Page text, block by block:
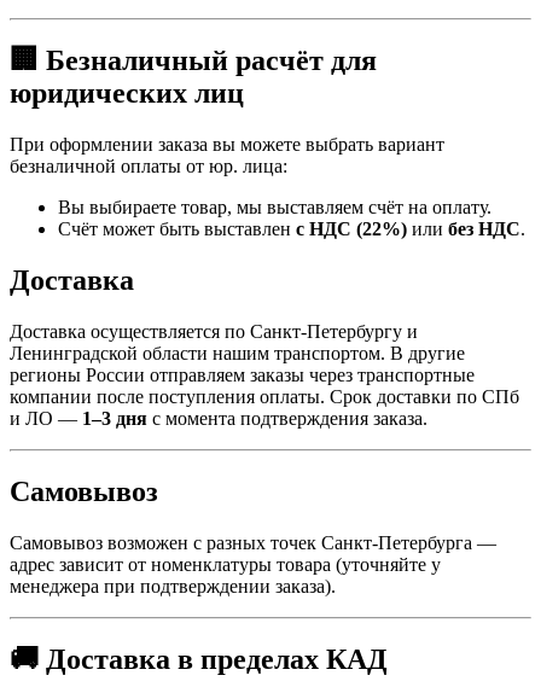
🏢 Безналичный расчёт для
юридических лиц
При оформлении заказа вы можете выбрать вариант
безналичной оплаты от юр. лица:
Вы выбираете товар, мы выставляем счёт на оплату.
Счёт может быть выставлен с НДС (22%) или без НДС.
Доставка
Доставка осуществляется по Санкт-Петербургу и
Ленинградской области нашим транспортом. В другие
регионы России отправляем заказы через транспортные
компании после поступления оплаты. Срок доставки по СПб
и ЛО — 1–3 дня с момента подтверждения заказа.
Самовывоз
Самовывоз возможен с разных точек Санкт-Петербурга —
адрес зависит от номенклатуры товара (уточняйте у
менеджера при подтверждении заказа).
🚚 Доставка в пределах КАД